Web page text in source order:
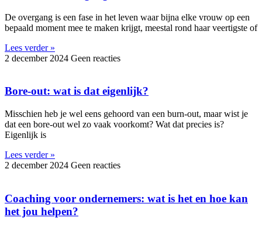
De overgang is een fase in het leven waar bijna elke vrouw op een
bepaald moment mee te maken krijgt, meestal rond haar veertigste of
Lees verder »
2 december 2024 Geen reacties
Bore-out: wat is dat eigenlijk?
Misschien heb je wel eens gehoord van een burn-out, maar wist je
dat een bore-out wel zo vaak voorkomt? Wat dat precies is?
Eigenlijk is
Lees verder »
2 december 2024 Geen reacties
Coaching voor ondernemers: wat is het en hoe kan
het jou helpen?